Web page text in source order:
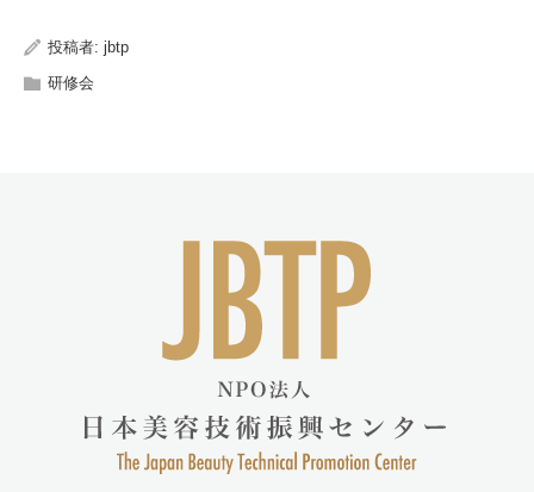
投稿者: jbtp
研修会